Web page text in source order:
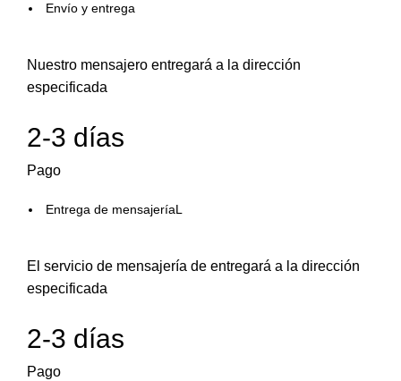
Envío y entrega
Nuestro mensajero entregará a la dirección
especificada
2-3 días
Pago
Entrega de mensajeríaL
El servicio de mensajería de entregará a la dirección
especificada
2-3 días
Pago